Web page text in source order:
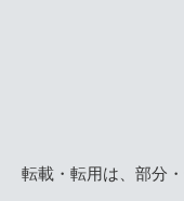
転載・転用は、部分